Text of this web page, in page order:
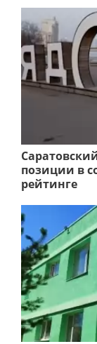
позиции в
рейтинге